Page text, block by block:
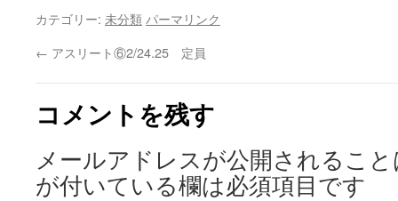
カテゴリー: 未分類 パーマリンク
← アスリート⑥2/24.25 定員
コメントを残す
メールアドレスが公開されるこ
が付いている欄は必須項目です